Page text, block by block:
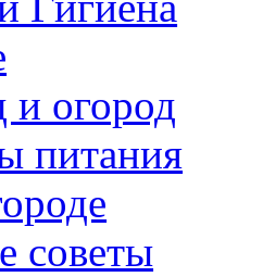
и огород
питания
советы